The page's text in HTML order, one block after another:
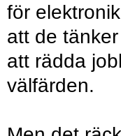
för
att de
att rädda
välfärden.